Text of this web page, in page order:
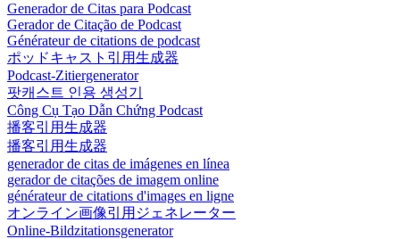
Generador de Citas para Podcast
Gerador de Citação de Podcast
Générateur de citations de podcast
ポッドキャスト引用生成器
Podcast-Zitiergenerator
팟캐스트 인용 생성기
Công Cụ Tạo Dẫn Chứng Podcast
播客引用生成器
播客引用生成器
generador de citas de imágenes en línea
gerador de citações de imagem online
générateur de citations d'images en ligne
オンライン画像引用ジェネレーター
Online-Bildzitationsgenerator